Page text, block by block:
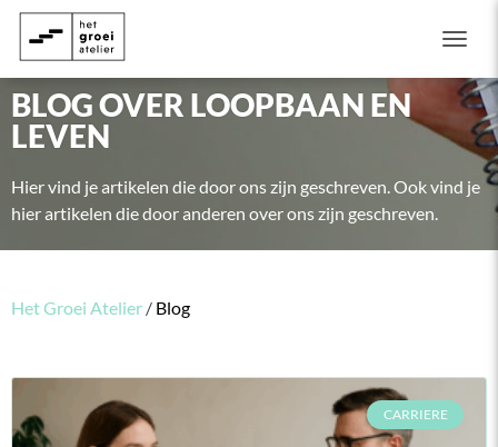
BLOG OVER LOOPBAAN EN
LEVEN
Hier vind je artikelen die door ons zijn geschreven. Ook vind je
hier artikelen die door anderen over ons zijn geschreven.
Het Groei Atelier / Blog
CARRIERE